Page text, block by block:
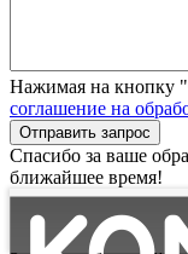
Нажимая на кнопку
соглашение на
Отправить запрос
Спасибо за ваше
ближайшее время!